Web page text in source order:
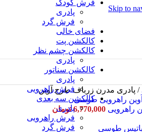
Skip to
فرش کودک
پادری
فرش گرد
فضای خالی
کالکشن پت
کالکشن چشم نظر
پادری
کالکشن سناتور
پادری
فرش راهرویی
کالکشن سه بعدی
پادری
فرش راهرویی
فرش گرد
/ پادری مدرن زرباف طرح آوین
راهرویی 6,770,000 تومان